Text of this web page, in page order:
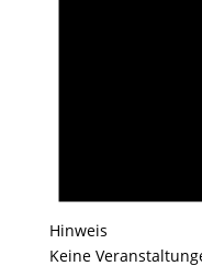
Hinweis
Keine